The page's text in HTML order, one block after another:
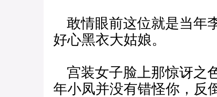
敢情眼前这位就是当年
好心黑衣大姑娘。
宫装女子脸上那惊讶之
年小凤并没有错怪你，反